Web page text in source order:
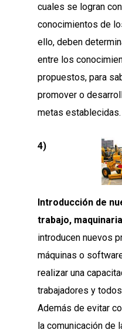
cuales se logran
conocimientos de
ello, deben
entre los
propuestos, para
promover o
metas establecidas.
4)
Introducción de
trabajo,
introducen nuevos
máquinas o
realizar una
trabajadores y
Además de evitar
la comunicación de